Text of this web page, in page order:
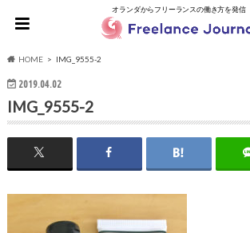
オランダからフリーランスの働き方を発信
HOME IMG_9555-2
2019.04.02
IMG_9555-2